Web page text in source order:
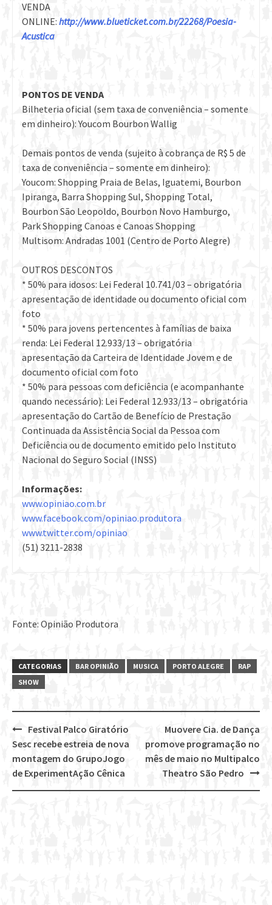
VENDA
ONLINE: http://www.blueticket.com.br/22268/Poesia-
Acustica
PONTOS DE VENDA
Bilheteria oficial (sem taxa de conveniência – somente
em dinheiro): Youcom Bourbon Wallig
Demais pontos de venda (sujeito à cobrança de R$ 5 de
taxa de conveniência – somente em dinheiro):
Youcom: Shopping Praia de Belas, Iguatemi, Bourbon
Ipiranga, Barra Shopping Sul, Shopping Total,
Bourbon São Leopoldo, Bourbon Novo Hamburgo,
Park Shopping Canoas e Canoas Shopping
Multisom: Andradas 1001 (Centro de Porto Alegre)
OUTROS DESCONTOS
* 50% para idosos: Lei Federal 10.741/03 – obrigatória
apresentação de identidade ou documento oficial com
foto
* 50% para jovens pertencentes à famílias de baixa
renda: Lei Federal 12.933/13 – obrigatória
apresentação da Carteira de Identidade Jovem e de
documento oficial com foto
* 50% para pessoas com deficiência (e acompanhante
quando necessário): Lei Federal 12.933/13 – obrigatória
apresentação do Cartão de Benefício de Prestação
Continuada da Assistência Social da Pessoa com
Deficiência ou de documento emitido pelo Instituto
Nacional do Seguro Social (INSS)
Informações:
www.opiniao.com.br
www.facebook.com/opiniao.produtora
www.twitter.com/opiniao
(51) 3211-2838
Fonte: Opinião Produtora
CATEGORIAS BAR OPINIÃO MUSICA PORTO ALEGRE
RAP
SHOW
Post
navigation
Muovere Cia. de Dança
promove programação no
mês de maio no Multipalco
Theatro São Pedro
Festival Palco Giratório
Sesc recebe estreia de nova
montagem do GrupoJogo
de ExperimentAção Cênica